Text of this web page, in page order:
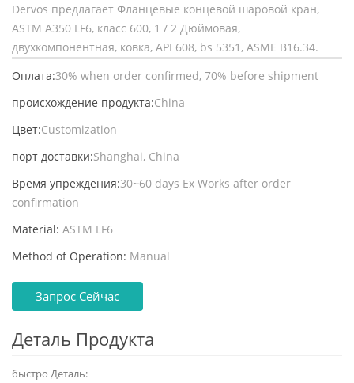
Dervos предлагает Фланцевые концевой шаровой кран,
ASTM A350 LF6, класс 600, 1 / 2 Дюймовая,
двухкомпонентная, ковка, API 608, bs 5351, ASME B16.34.
Оплата:30% when order confirmed, 70% before shipment
происхождение продукта:China
Цвет:Customization
порт доставки:Shanghai, China
Время упреждения:30~60 days Ex Works after order
confirmation
Material: ASTM LF6
Method of Operation: Manual
Запрос Сейчас
Деталь Продукта
быстро Деталь: